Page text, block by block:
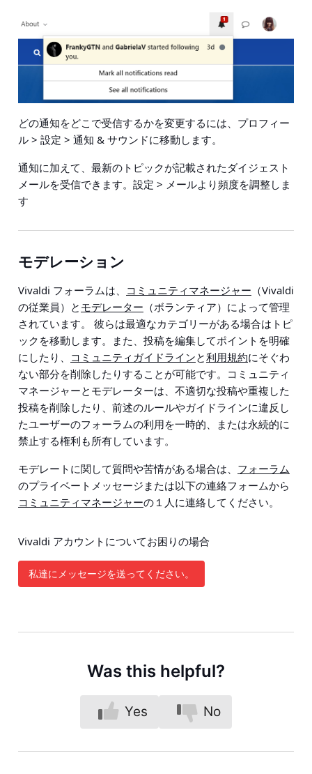
どの通知をどこで受信するかを変更するには、 プロフィー
ル > 設定 > 通知 & サウンドに移動します。
通知に加えて、最新のトピックが記載されたダイジェスト
メールを受信できます。 設定 > メールより頻度を調整しま
す
モデレーション
Vivaldi フォーラムは、 コミュニティマネージャー （Vivaldi
の従業員）と モデレーター （ボランティア）によって管理
されています。 彼らは最適なカテゴリーがある場合はトピ
ックを移動します。また、投稿を編集してポイントを明確
にしたり、 コミュニティガイドラインと利用規約にそぐわ
ない部分を削除したりすることが可能です。コミュニティ
マネージャーとモデレーターは、不適切な投稿や重複した
投稿を削除したり、前述のルールやガイドラインに違反し
たユーザーのフォーラムの利用を一時的、または永続的に
禁止する権利も所有しています。
モデレートに関して質問や苦情がある場合は、 フォーラム
のプライベートメッセージまたは以下の連絡フォームから
コミュニティマネージャーの１人に連絡してください。
Vivaldi アカウントについてお困りの場合
私達にメッセージを送ってください。
Was this helpful?
Yes No